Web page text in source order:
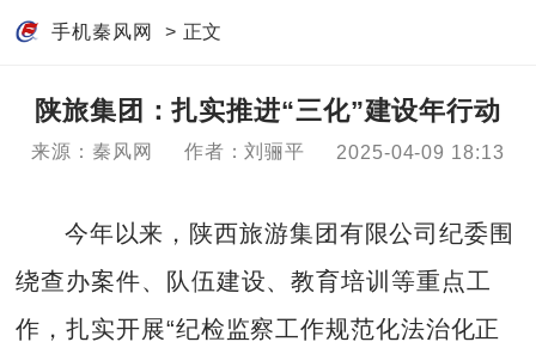
手机秦风网 > 正文
陕旅集团：扎实推进“三化”建设年行动
来源：秦风网 作者：刘骊平 2025-04-09 18:13
今年以来，陕西旅游集团有限公司纪委围
绕查办案件、队伍建设、教育培训等重点工
作，扎实开展“纪检监察工作规范化法治化正